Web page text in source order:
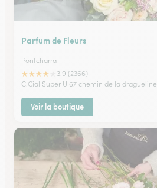
Parfum de Fleurs
Pontcharra
★★★★
3.9 (2366)
C.Cial Super U 67 chemin de la dragueline
Voir la boutique